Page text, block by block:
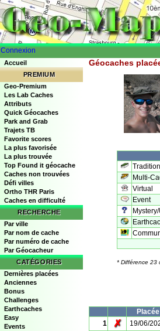
Connexion
Accueil
PREMIUM
Geo-Premium
Les Lab Caches
Attributs
Quick Géocaches
Park and Grab
Trajets TB
Favorite scores
La plus favorisée
La plus trouvée
Top Found it géocache
Caches non trouvées
Défi villes
Ortho THR Paris
Caches en difficulté
RECHERCHE
Par ville
Par nom de cache
Par numéro de cache
Par Géocacheur
CATÉGORIES
Dernières placées
Anciennes
Bonus
Challenges
Earthcaches
Easy
Events
Géocaches
Multi-
Virtual
Event
* Différence 23
Placée
1
✗ 19/06/